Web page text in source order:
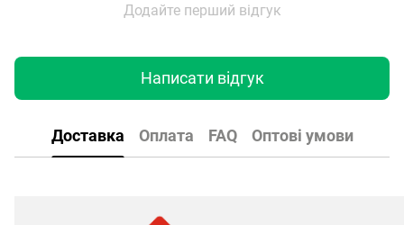
Додайте перший відгук
Написати відгук
Доставка Оплата FAQ Оптові умови